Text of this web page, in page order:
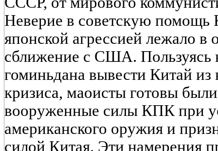
Неверие в советскую помощь
японской агрессией лежало в
сближение с США. Пользуясь
гоминьдана вывести Китай из
кризиса, маоисты готовы
вооруженные силы КПК при
американского оружия и
силой Китая. Эти намерения